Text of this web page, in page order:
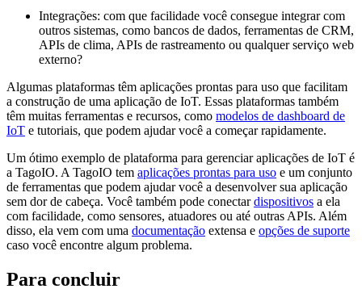
Integrações: com que facilidade você consegue integrar com
outros sistemas, como bancos de dados, ferramentas de CRM,
APIs de clima, APIs de rastreamento ou qualquer serviço web
externo?
Algumas plataformas têm aplicações prontas para uso que facilitam
a construção de uma aplicação de IoT. Essas plataformas também
têm muitas ferramentas e recursos, como modelos de dashboard de
IoT e tutoriais, que podem ajudar você a começar rapidamente.
Um ótimo exemplo de plataforma para gerenciar aplicações de IoT é
a TagoIO. A TagoIO tem aplicações prontas para uso e um conjunto
de ferramentas que podem ajudar você a desenvolver sua aplicação
sem dor de cabeça. Você também pode conectardispositivos a ela
com facilidade, como sensores, atuadores ou até outras APIs. Além
disso, ela vem com uma documentação extensa e opções de suporte
caso você encontre algum problema.
Para concluir